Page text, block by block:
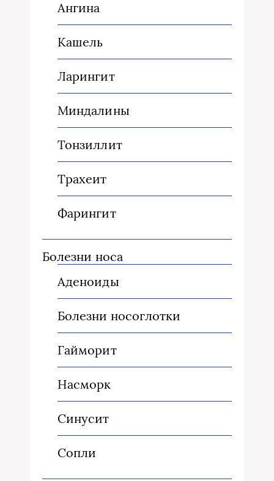
Ангина
Кашель
Ларингит
Миндалины
Тонзиллит
Трахеит
Фарингит
Болезни носа
Аденоиды
Болезни носоглотки
Гайморит
Насморк
Синусит
Сопли